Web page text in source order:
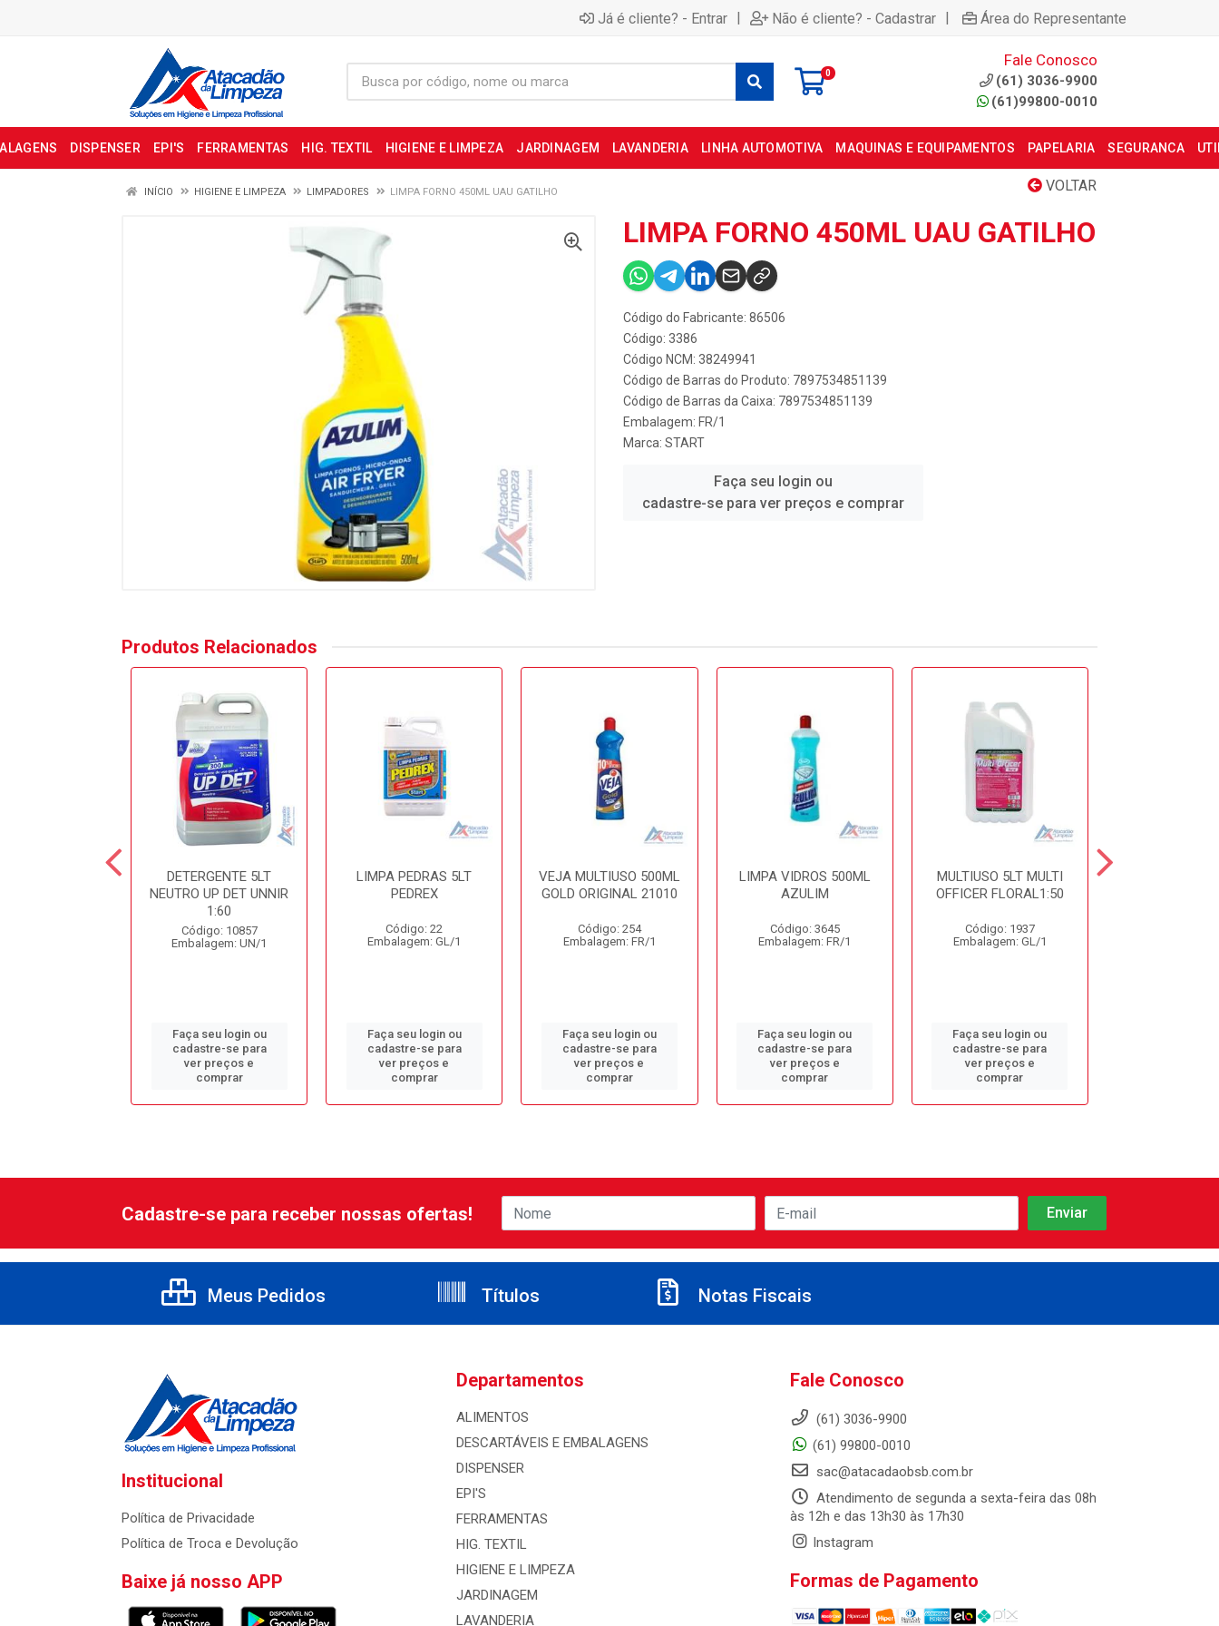
Já é cliente? - Entrar | Não é cliente? - Cadastrar | Área do Representante
0
Fale Conosco
(61) 3036-9900
(61)99800-0010
DISPENSER EPI'S FERRAMENTAS HIG. TEXTIL HIGIENE E LIMPEZA JARDINAGEM LAVANDERIA LINHA AUTOMOTIVA MAQUINAS E EQUIPAMENTOS PAPELARIA SEGURANCA
VOLTAR
INÍCIO HIGIENE E LIMPEZA LIMPADORES LIMPA FORNO 450ML UAU GATILHO
LIMPA FORNO 450ML UAU GATILHO
Código do Fabricante: 86506
Código: 3386
Código NCM: 38249941
Código de Barras do Produto: 7897534851139
Código de Barras da Caixa: 7897534851139
Embalagem: FR/1
Marca: START
Faça seu login ou
cadastre-se para ver preços e comprar
Produtos Relacionados
DETERGENTE 5LT
NEUTRO UP DET UNNIR
1:60
Código: 10857
Embalagem: UN/1
Faça seu login ou
cadastre-se para
ver preços e
comprar
LIMPA PEDRAS 5LT
PEDREX
Código: 22
Embalagem: GL/1
Faça seu login ou
cadastre-se para
ver preços e
comprar
VEJA MULTIUSO 500ML
GOLD ORIGINAL 21010
Código: 254
Embalagem: FR/1
Faça seu login ou
cadastre-se para
ver preços e
comprar
LIMPA VIDROS 500ML
AZULIM
Código: 3645
Embalagem: FR/1
Faça seu login ou
cadastre-se para
ver preços e
comprar
MULTIUSO 5LT MULTI
OFFICER FLORAL1:50
Código: 1937
Embalagem: GL/1
Faça seu login ou
cadastre-se para
ver preços e
comprar
Cadastre-se para receber nossas ofertas!
Meus Pedidos Títulos Notas Fiscais
Institucional
Política de Privacidade
Política de Troca e Devolução
Baixe já nosso APP
Departamentos
ALIMENTOS
DESCARTÁVEIS E EMBALAGENS
DISPENSER
EPI'S
FERRAMENTAS
HIG. TEXTIL
HIGIENE E LIMPEZA
JARDINAGEM
LAVANDERIA
Fale Conosco
(61) 3036-9900
(61) 99800-0010
sac@atacadaobsb.com.br
Atendimento de segunda a sexta-feira das 08h
às 12h e das 13h30 às 17h30
Instagram
Formas de Pagamento